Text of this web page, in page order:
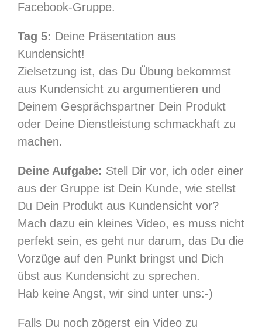
Facebook-Gruppe.
Tag 5: Deine Präsentation aus
Kundensicht!
Zielsetzung ist, das Du Übung bekommst
aus Kundensicht zu argumentieren und
Deinem Gesprächspartner Dein Produkt
oder Deine Dienstleistung schmackhaft zu
machen.
Deine Aufgabe: Stell Dir vor, ich oder einer
aus der Gruppe ist Dein Kunde, wie stellst
Du Dein Produkt aus Kundensicht vor?
Mach dazu ein kleines Video, es muss nicht
perfekt sein, es geht nur darum, das Du die
Vorzüge auf den Punkt bringst und Dich
übst aus Kundensicht zu sprechen.
Hab keine Angst, wir sind unter uns:-)
Falls Du noch zögerst ein Video zu